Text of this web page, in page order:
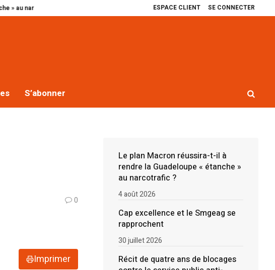
ESPACE CLIENT SE CONNECTER
? Cap excellence et le Smgeag se rapprochent Récit de quatre ans de
S’abonner
0
Imprimer
Le plan Macron réussira-t-il à
rendre la Guadeloupe « étanche »
au narcotrafic ?
4 août 2026
Cap excellence et le Smgeag se
rapprochent
30 juillet 2026
Récit de quatre ans de blocages